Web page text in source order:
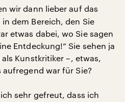
wir dann lieber auf das
dem Bereich, den Sie
etwas dabei, wo Sie sagen
Entdeckung!“ Sie sehen ja
Kunstkritiker –, etwas,
war für Sie?
sehr gefreut, dass ich